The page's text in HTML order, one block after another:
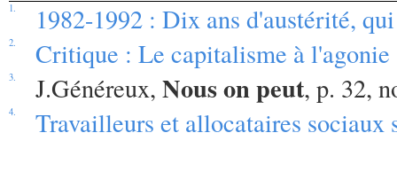
1. 1982-1992 : Dix ans d'austérité,
2. Critique : Le capitalisme à l'agonie
3. J.Généreux, Nous on peut, p. 32,
4. Travailleurs et allocataires sociaux